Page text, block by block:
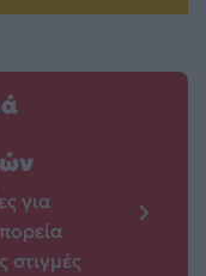
για
στιγμές